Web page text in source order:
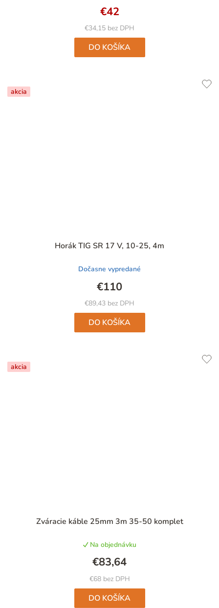
4,8
z
5
hviezdičiek.
€34,15 bez DPH
€42
DO KOŠÍKA
akcia
Horák TIG SR 17 V, 10-25, 4m
hodnotenie
je
4,7
z
5
hviezdičiek.
Dočasne vypredané
€89,43 bez DPH
€110
DO KOŠÍKA
akcia
Zváracie káble 25mm 3m 35-50 komplet
hodnotenie
je
5,0
z
5
hviezdičiek.
Na objednávku
€68 bez DPH
€83,64
DO KOŠÍKA